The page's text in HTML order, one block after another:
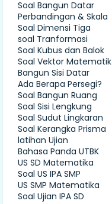
Soal Bangun Datar
Perbandingan & Skala
Soal Dimensi Tiga
soal Tranformasi
Soal Kubus dan Balok
Soal Vektor Matematik
Bangun Sisi Datar
Ada Berapa Persegi?
Soal Bangun Ruang
Soal Sisi Lengkung
Soal Sudut Lingkaran
Soal Kerangka Prisma
latihan Ujian
Bahasa Panda UTBK
US SD Matematika
Soal US IPA SMP
US SMP Matematika
Soal Ujian IPA SD